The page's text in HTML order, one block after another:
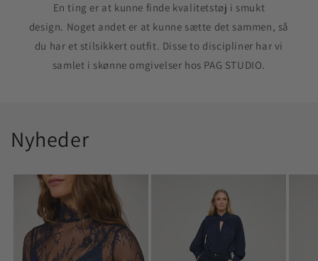
En ting er at kunne finde kvalitetstøj i smukt
design. Noget andet er at kunne sætte det sammen, så
du har et stilsikkert outfit. Disse to discipliner har vi
samlet i skønne omgivelser hos PAG STUDIO.
Nyheder